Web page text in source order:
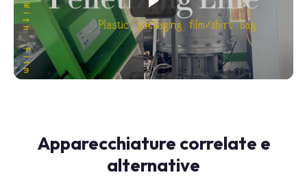
Apparecchiature correlate e
alternative